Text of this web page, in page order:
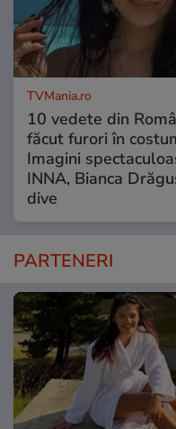
TVMania.ro
10 vedete din
făcut furori în
Imagini
INNA, Bianca
dive
PARTENERI